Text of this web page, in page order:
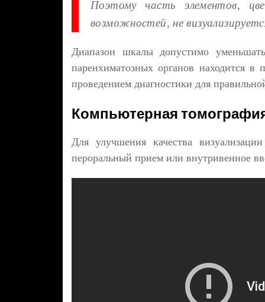
Поэтому часть элементов,
возможностей, не
Диапазон шкалы допустимо
паренхиматозных органов находится
проведением диагностики для
Компьютерная
Для улучшения качества
пероральный прием или внутривенное